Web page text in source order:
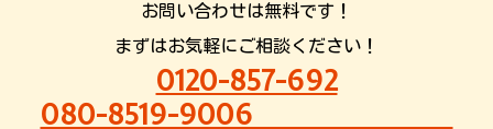
お問い合わせは無料です！
まずはお気軽にご相談ください！
0120-857-692
080-8519-9006